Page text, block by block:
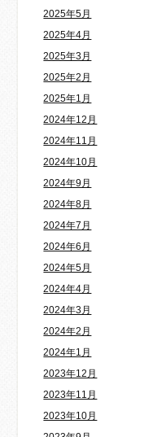
2025年5月
2025年4月
2025年3月
2025年2月
2025年1月
2024年12月
2024年11月
2024年10月
2024年9月
2024年8月
2024年7月
2024年6月
2024年5月
2024年4月
2024年3月
2024年2月
2024年1月
2023年12月
2023年11月
2023年10月